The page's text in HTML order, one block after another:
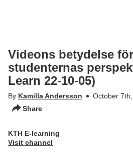
Videons betydelse
studenternas
Learn 22-10-05)
By Kamilla Andersson October
Share
KTH E-learning
Visit channel